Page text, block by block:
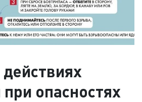
опасностях